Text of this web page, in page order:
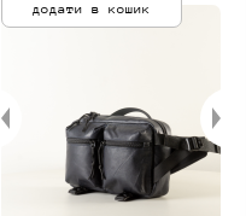
додати в кошик